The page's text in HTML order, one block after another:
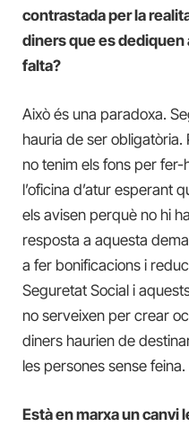
contrastada per la
diners que es dediquen
falta?
Això és una paradoxa.
hauria de ser obligatòria.
no tenim els fons per
l’oficina d’atur esperant
els avisen perquè no hi
resposta a aquesta
a fer bonificacions i
Seguretat Social i
no serveixen per crear
diners haurien de
les persones sense feina.
Està en marxa un canvi